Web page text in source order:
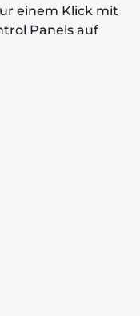
einem Klick mit
Panels auf